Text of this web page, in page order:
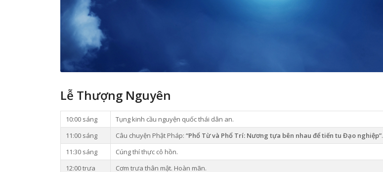
Lễ Thượng Nguyên
10:00 sáng
Tụng kinh cầu nguyện quốc thái dân an.
11:00 sáng
Câu chuyện Phật Pháp: “Phổ Từ và Phổ Trí: Nương tựa bên nhau để tiến tu Đạo nghiệp”.
11:30 sáng
Cúng thí thực cô hồn.
12:00 trưa
Cơm trưa thân mật. Hoàn mãn.